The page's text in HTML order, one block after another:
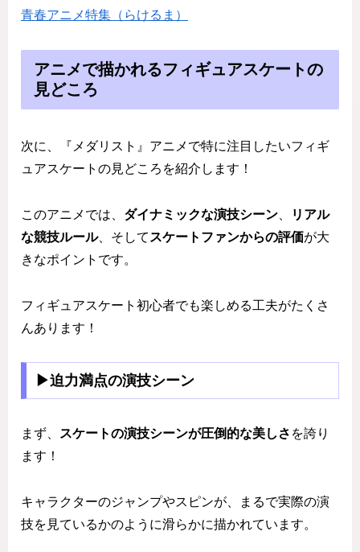
青春アニメ特集（らけるま）
アニメで描かれるフィギュアスケートの
見どころ
次に、『メダリスト』アニメで特に注目したいフィギ
ュアスケートの見どころを紹介します！
このアニメでは、 ダイナミックな演技シーン
リアル
な競技ルール、そして スケートファンからの評価が大
きなポイントです。
フィギュアスケート初心者でも楽しめる工夫がたくさ
んあります！
▶迫力満点の演技シーン
まず、 スケートの演技シーンが圧倒的な美しさ を誇り
ます！
キャラクターのジャンプやスピンが、まるで実際の演
技を見ているかのように滑らかに描かれています。